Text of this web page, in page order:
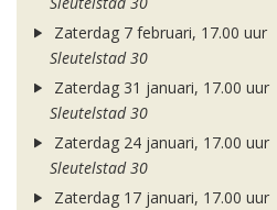
Zaterdag 7 februari, 17.00 uur
Sleutelstad 30
Zaterdag 31 januari, 17.00 uur
Sleutelstad 30
Zaterdag 24 januari, 17.00 uur
Sleutelstad 30
Zaterdag 17 januari, 17.00 uur